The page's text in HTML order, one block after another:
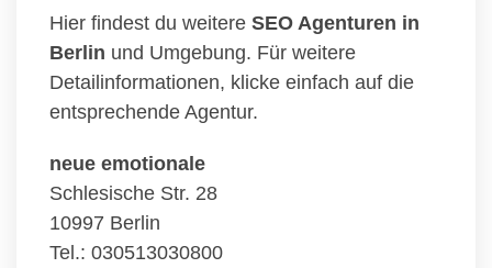
Hier findest du weitere SEO Agenturen in
Berlin und Umgebung. Für weitere
Detailinformationen, klicke einfach auf die
entsprechende Agentur.
neue emotionale
Schlesische Str. 28
10997 Berlin
Tel.: 030513030800